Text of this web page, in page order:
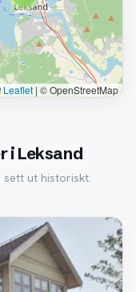
Leaflet | © OpenStreetMap
i Leksand
sett ut historiskt.